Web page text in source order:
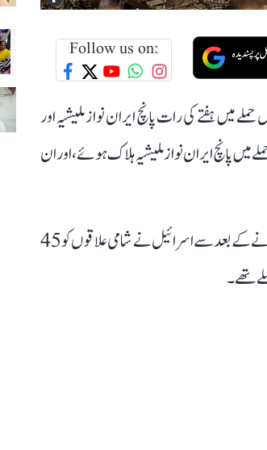
Follow us on:
میں ہفتے کی رات پانچ ایران نواز ملیشیہ اور
پانچ ایران نواز ملیشیہ ہلاک ہوئے، اور ان
برطانیہ کے واچ ڈاگ گروپ نے کہا کہ اکتوبر میں غزہ-اسرائیلی جنگ شروع ہونے کے بعد سے اسرائیل نے شامی علاقوں کو 45